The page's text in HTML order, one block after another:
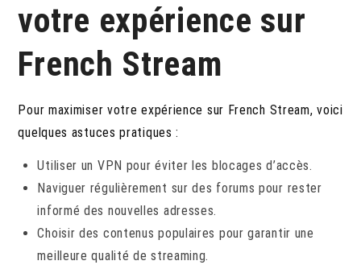
votre expérience sur
French Stream
Pour maximiser votre expérience sur French Stream, voici
quelques astuces pratiques :
Utiliser un VPN pour éviter les blocages d’accès.
Naviguer régulièrement sur des forums pour rester
informé des nouvelles adresses.
Choisir des contenus populaires pour garantir une
meilleure qualité de streaming.